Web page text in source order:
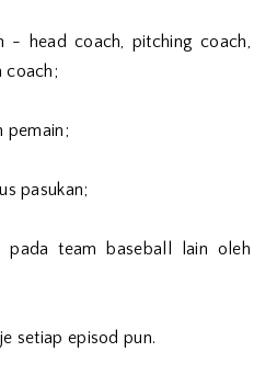
- head coach, pitching coach,
coach;
pemain;
pasukan;
pada team baseball lain oleh
setiap episod pun.